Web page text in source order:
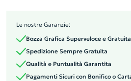
Le nostre Garanzie:
Bozza Grafica Superveloce e Gratuita
Spedizione Sempre Gratuita
Qualità e Puntualità Garantita
Pagamenti Sicuri con Bonifico o